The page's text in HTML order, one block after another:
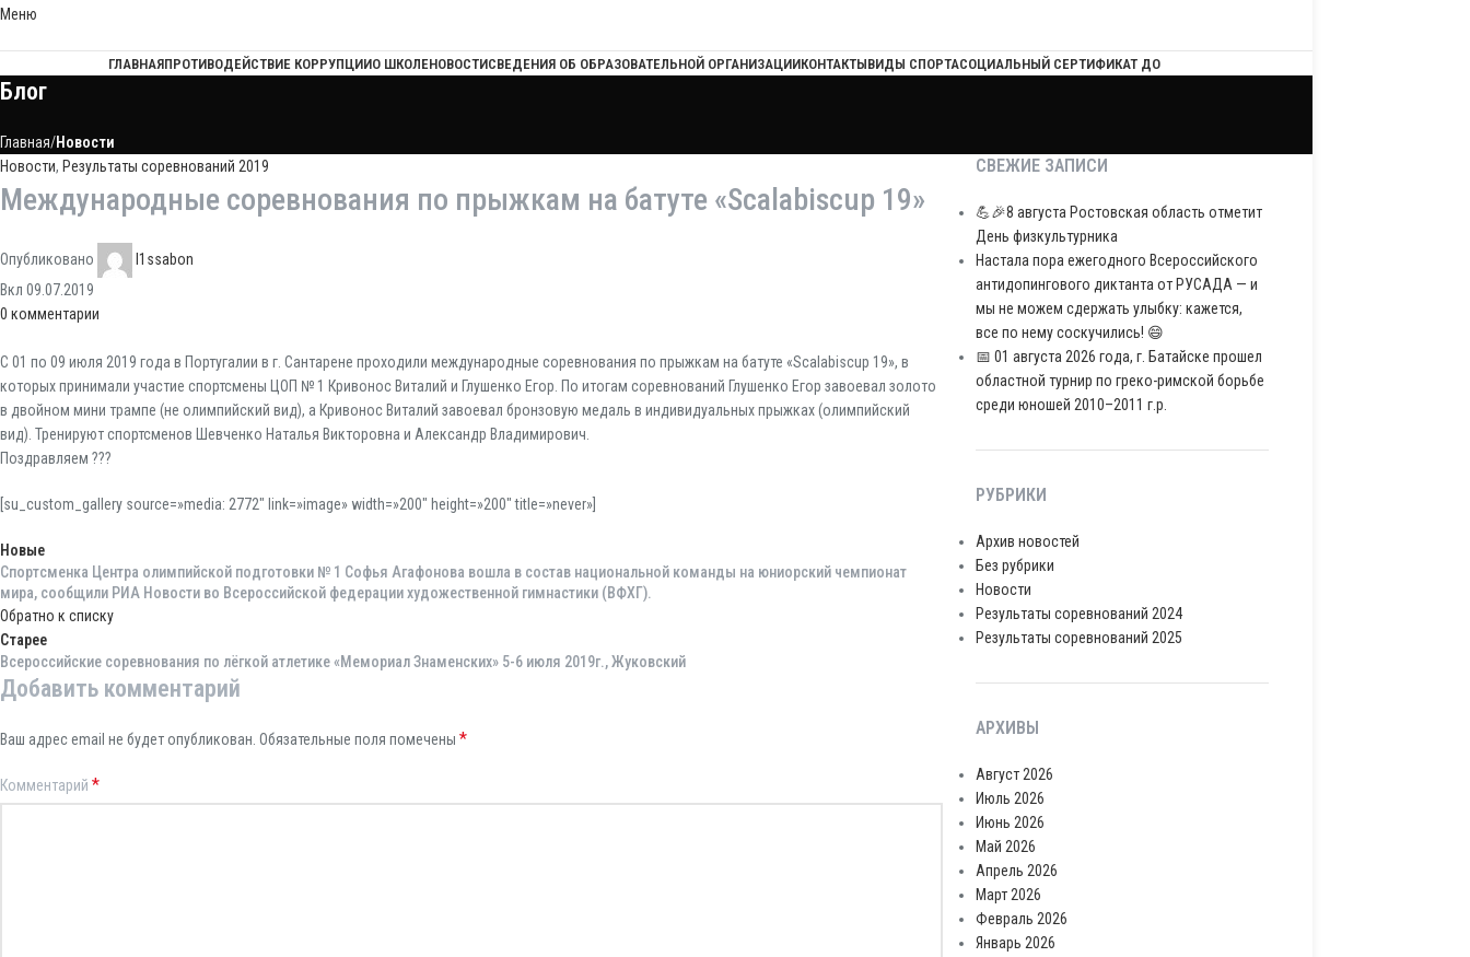
Меню
ГЛАВНАЯПРОТИВОДЕЙСТВИЕ КОРРУПЦИИО ШКОЛЕНОВОСТИСВЕДЕНИЯ ОБ ОБРАЗОВАТЕЛЬНОЙ ОРГАНИЗАЦИИКОНТАКТЫВИДЫ СПОРТАСОЦИАЛЬНЫЙ СЕРТИФИКАТ ДО
Блог
Главная Новости
Новости, Результаты соревнований 2019
Международные соревнования по прыжкам на батуте «Scalabiscup 19»
Опубликовано
l1ssabon
Вкл 09.07.2019
0 комментарии
С 01 по 09 июля 2019 года в Португалии в г. Сантарене проходили международные соревнования по прыжкам на батуте «Scalabiscup 19», в
которых принимали участие спортсмены ЦОП № 1 Кривонос Виталий и Глушенко Егор. По итогам соревнований Глушенко Егор завоевал золото
в двойном мини трампе (не олимпийский вид), а Кривонос Виталий завоевал бронзовую медаль в индивидуальных прыжках (олимпийский
вид). Тренируют спортсменов Шевченко Наталья Викторовна и Александр Владимирович.
Поздравляем ???
[su_custom_gallery source=»media: 2772″ link=»image» width=»200″ height=»200″ title=»never»]
Новые
Спортсменка Центра олимпийской подготовки № 1 Софья Агафонова вошла в состав национальной команды на юниорский чемпионат
мира, сообщили РИА Новости во Всероссийской федерации художественной гимнастики (ВФХГ).
Обратно к списку
Старее
Всероссийские соревнования по лёгкой атлетике «Мемориал Знаменских» 5-6 июля 2019г., Жуковский
Добавить комментарий
Ваш адрес email не будет опубликован. Обязательные поля помечены *
Комментарий *
СВЕЖИЕ ЗАПИСИ
💪🎉8 августа Ростовская область отметит
День физкультурника
Настала пора ежегодного Всероссийского
антидопингового диктанта от РУСАДА — и
мы не можем сдержать улыбку: кажется,
все по нему соскучились! 😄
📅 01 августа 2026 года, г. Батайске прошел
областной турнир по греко-римской борьбе
среди юношей 2010–2011 г.р.
РУБРИКИ
Архив новостей
Без рубрики
Новости
Результаты соревнований 2024
Результаты соревнований 2025
АРХИВЫ
Август 2026
Июль 2026
Июнь 2026
Май 2026
Апрель 2026
Март 2026
Февраль 2026
Январь 2026